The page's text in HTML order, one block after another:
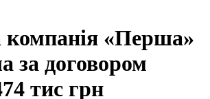
компанія «Перша»
за договором
тис грн